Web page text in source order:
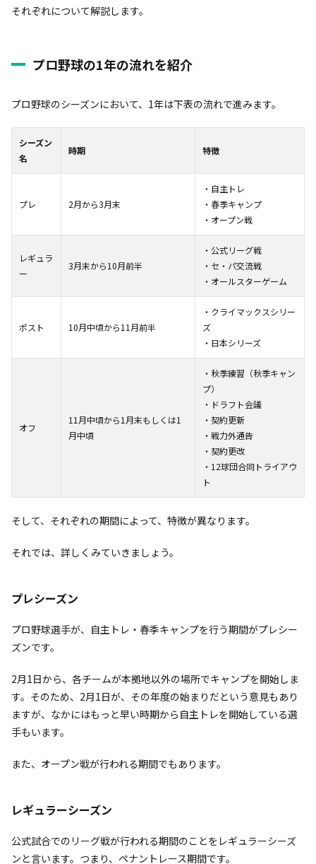
それぞれについて解説します。
プロ野球の1年の流れを紹介
プロ野球のシーズンにおいて、1年は下表の流れで進みます。
シーズン
名
時期 特徴
プレ 2月から3月末
・自主トレ
・春季キャンプ
・オープン戦
レギュラ
ー
3月末から10月前半
・公式リーグ戦
・セ・パ交流戦
・オールスターゲーム
ポスト 10月中頃から11月前半
・クライマックスシリー
ズ
・日本シリーズ
オフ
11月中頃から1月末もしくは1
月中頃
・秋季練習（秋季キャン
プ）
・ドラフト会議
・契約更新
・戦力外通告
・契約更改
・12球団合同トライアウ
ト
そして、それぞれの期間によって、特徴が異なります。
それでは、詳しくみていきましょう。
プレシーズン
プロ野球選手が、自主トレ・春季キャンプを行う期間がプレシー
ズンです。
2月1日から、各チームが本拠地以外の場所でキャンプを開始しま
す。そのため、2月1日が、その年度の始まりだという意見もあり
ますが、なかにはもっと早い時期から自主トレを開始している選
手もいます。
また、オープン戦が行われる期間でもあります。
レギュラーシーズン
公式試合でのリーグ戦が行われる期間のことをレギュラーシーズ
ンと言います。つまり、ペナントレース期間です。